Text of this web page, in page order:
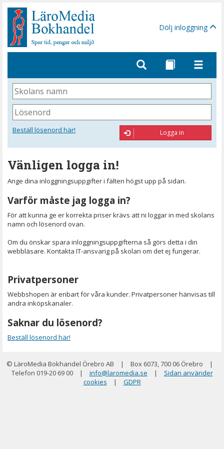
Gå
sidinnehåll
Dölj inloggning
Skolans
namn
Lösenord
Beställ lösenord här! Logga in
Vänligen logga in!
Ange dina inloggningsuppgifter i fälten högst upp på sidan.
Varför måste jag logga in?
För att kunna ge er korrekta priser krävs att ni loggar in med skolans
namn och lösenord ovan.
Om du önskar spara inloggningsuppgifterna så görs detta i din
webbläsare. Kontakta IT-ansvarig på skolan om det ej fungerar.
Privatpersoner
Webbshopen är enbart för våra kunder. Privatpersoner hänvisas till
andra inköpskanaler.
Saknar du lösenord?
Beställ lösenord här!
© LäroMedia Bokhandel Örebro AB | Box 6073, 700 06 Örebro
|
Telefon 019-20 69 00
| info@laromedia.se |
Sidan använder
cookies
| GDPR